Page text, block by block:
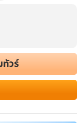
านต์ 2569
ทรายเสี่ยง
ทะเลทราย
สายการบิน
อร์ดอส – เมืองออร์ดอ
ทัวร์